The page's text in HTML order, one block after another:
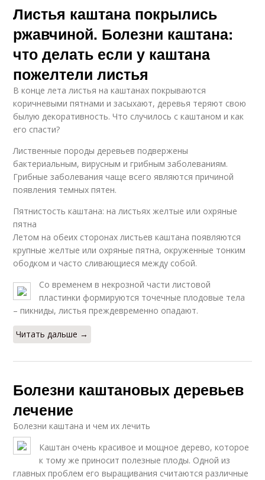
Листья каштана покрылись
ржавчиной. Болезни каштана:
что делать если у каштана
пожелтели листья
В конце лета листья на каштанах покрываются
коричневыми пятнами и засыхают, деревья теряют свою
былую декоративность. Что случилось с каштаном и как
его спасти?
Лиственные породы деревьев подвержены
бактериальным, вирусным и грибным заболеваниям.
Грибные заболевания чаще всего являются причиной
появления темных пятен.
Пятнистость каштана: на листьях желтые или охряные
пятна
Летом на обеих сторонах листьев каштана появляются
крупные желтые или охряные пятна, окруженные тонким
ободком и часто сливающиеся между собой.
Со временем в некрозной части листовой
пластинки формируются точечные плодовые тела
– пикниды, листья преждевременно опадают.
Читать дальше →
Болезни каштановых деревьев
лечение
Болезни каштана и чем их лечить
Каштан очень красивое и мощное дерево, которое
к тому же приносит полезные плоды. Одной из
главных проблем его выращивания считаются различные